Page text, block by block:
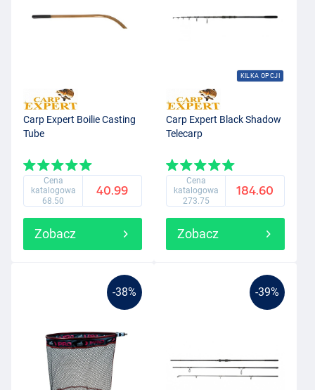
Carp Expert Boilie Casting
Tube
Cena
katalogowa
68.50
40.99
Zobacz
KILKA OPCJI
Carp Expert Black Shadow
Telecarp
Cena
katalogowa
273.75
184.60
Zobacz
-38% -39%